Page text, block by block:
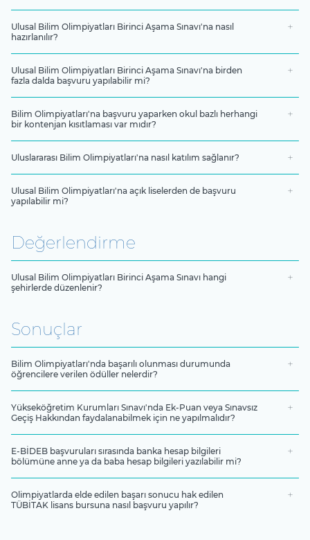
Ulusal Bilim Olimpiyatları Birinci Aşama Sınavı'na nasıl
hazırlanılır?
Ulusal Bilim Olimpiyatları Birinci Aşama Sınavı'na birden
fazla dalda başvuru yapılabilir mi?
Bilim Olimpiyatları'na başvuru yaparken okul bazlı herhangi
bir kontenjan kısıtlaması var mıdır?
Uluslararası Bilim Olimpiyatları'na nasıl katılım sağlanır?
Ulusal Bilim Olimpiyatları'na açık liselerden de başvuru
yapılabilir mi?
Değerlendirme
Ulusal Bilim Olimpiyatları Birinci Aşama Sınavı hangi
şehirlerde düzenlenir?
Sonuçlar
Bilim Olimpiyatları'nda başarılı olunması durumunda
öğrencilere verilen ödüller nelerdir?
Yükseköğretim Kurumları Sınavı'nda Ek-Puan veya Sınavsız
Geçiş Hakkından faydalanabilmek için ne yapılmalıdır?
E-BİDEB başvuruları sırasında banka hesap bilgileri
bölümüne anne ya da baba hesap bilgileri yazılabilir mi?
Olimpiyatlarda elde edilen başarı sonucu hak edilen
TÜBİTAK lisans bursuna nasıl başvuru yapılır?